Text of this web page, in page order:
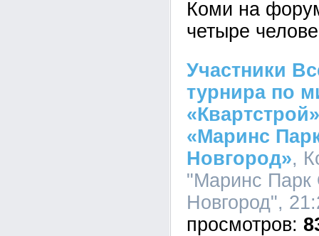
Коми на
четыре
Участники
турнира по
«Маринс
Новгород»,
"Маринс
Новгород",